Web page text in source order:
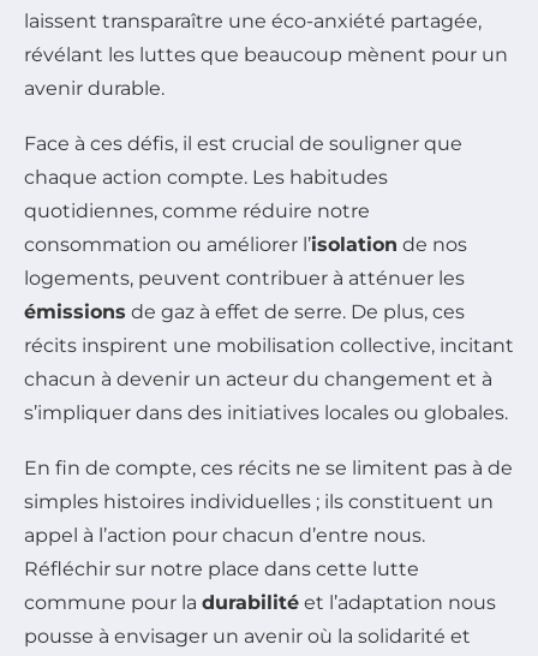
laissent transparaître une éco-anxiété partagée,
révélant les luttes que beaucoup mènent pour un
avenir durable.
Face à ces défis, il est crucial de souligner que
chaque action compte. Les habitudes
quotidiennes, comme réduire notre
consommation ou améliorer l’isolation de nos
logements, peuvent contribuer à atténuer les
émissions de gaz à effet de serre. De plus, ces
récits inspirent une mobilisation collective, incitant
chacun à devenir un acteur du changement et à
s’impliquer dans des initiatives locales ou globales.
En fin de compte, ces récits ne se limitent pas à de
simples histoires individuelles ; ils constituent un
appel à l’action pour chacun d’entre nous.
Réfléchir sur notre place dans cette lutte
commune pour la durabilité et l’adaptation nous
pousse à envisager un avenir où la solidarité et